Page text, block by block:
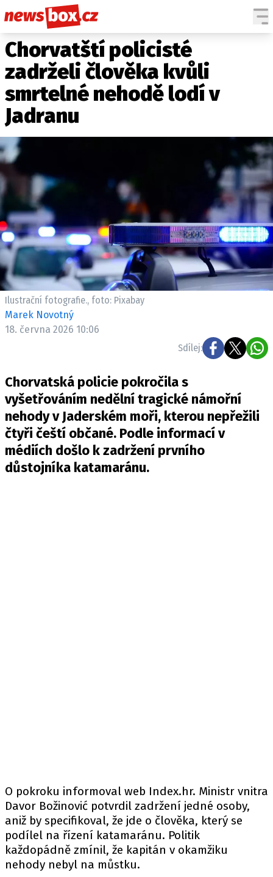
DOMÁCÍ
ZAHRANIČÍ
POČASÍ
KRIMI
EKONOMIKA
KULTURA
SPOLEČNOST
ČESKÉ CELEBRITY
SVĚTOVÉ CELEBRITY
SLEDUJTE NÁS NA|
Máte příběh, fotku nebo video?
Pošlete e-mail na newsbox.cz
VYDAVATEL
INZERCE
OSOBNÍ ÚDAJE / COOKIES
VOLNÁ MÍSTA
Chorvatští policisté
zadrželi člověka kvůli
smrtelné nehodě lodí v
Jadranu
Ilustrační fotografie., foto: Pixabay
Marek Novotný
18. června 2026 10:06
Sdílej:
Chorvatská policie pokročila s
vyšetřováním nedělní tragické námořní
nehody v Jaderském moři, kterou nepřežili
čtyři čeští občané. Podle informací v
médiích došlo k zadržení prvního
důstojníka katamaránu.
O pokroku informoval web Index.hr. Ministr vnitra
Davor Božinović potvrdil zadržení jedné osoby,
aniž by specifikoval, že jde o člověka, který se
podílel na řízení katamaránu. Politik
každopádně zmínil, že kapitán v okamžiku
nehody nebyl na můstku.